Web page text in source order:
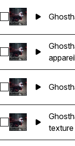
Sélectionnez
Sélectionnez
Sélectionnez
Sélectionnez